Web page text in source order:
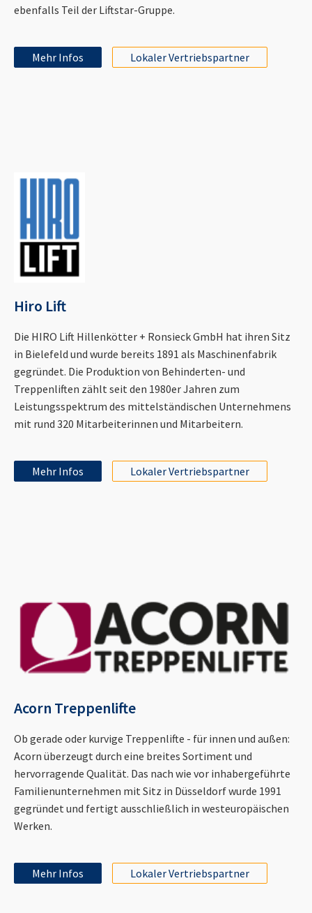
ebenfalls Teil der Liftstar-Gruppe.
Mehr Infos Lokaler Vertriebspartner
Hiro Lift
Die HIRO Lift Hillenkötter + Ronsieck GmbH hat ihren Sitz
in Bielefeld und wurde bereits 1891 als Maschinenfabrik
gegründet. Die Produktion von Behinderten- und
Treppenliften zählt seit den 1980er Jahren zum
Leistungsspektrum des mittelständischen Unternehmens
mit rund 320 Mitarbeiterinnen und Mitarbeitern.
Mehr Infos Lokaler Vertriebspartner
Acorn Treppenlifte
Ob gerade oder kurvige Treppenlifte - für innen und außen:
Acorn überzeugt durch eine breites Sortiment und
hervorragende Qualität. Das nach wie vor inhabergeführte
Familienunternehmen mit Sitz in Düsseldorf wurde 1991
gegründet und fertigt ausschließlich in westeuropäischen
Werken.
Mehr Infos Lokaler Vertriebspartner